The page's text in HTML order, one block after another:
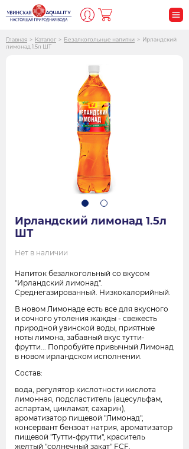
Главная > Каталог > Безалкогольные напитки > Ирландский
лимонад 1.5л ШТ
Ирландский лимонад 1.5л
ШТ
Нет в наличии
Напиток безалкогольный со вкусом
"Ирландский лимонад".
Среднегазированный. Низкокалорийный.
В новом Лимонаде есть все для вкусного
и сочного утоления жажды - свежесть
природной увинской воды, приятные
ноты лимона, забавный вкус тутти-
фрутти... Попробуйте привычный Лимонад
в новом ирландском исполнении.
Состав:
вода, регулятор кислотности кислота
лимонная, подсластитель (ацесульфам,
аспартам, цикламат, сахарин),
ароматизатор пищевой "Лимонад",
консервант бензоат натрия, ароматизатор
пищевой "Тутти-фрутти", краситель
желтый "солнечный закат" FCF.